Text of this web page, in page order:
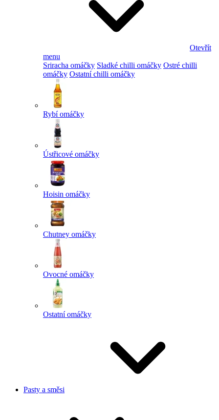
Otevřít
menu
Sriracha omáčky Sladké chilli omáčky Ostré chilli
omáčky Ostatní chilli omáčky
Rybí omáčky
Ústřicové omáčky
Hoisin omáčky
Chutney omáčky
Ovocné omáčky
Ostatní omáčky
Pasty a směsi